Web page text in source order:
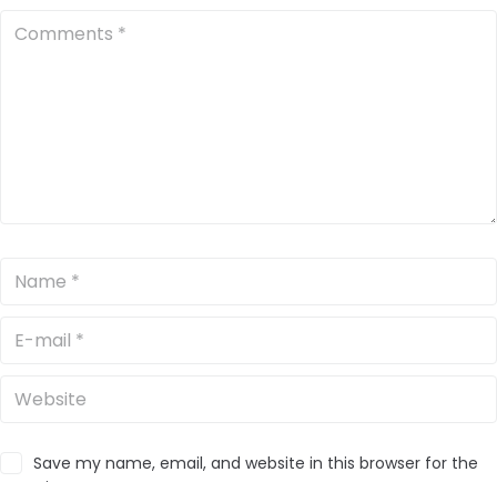
Save my name, email, and website in this browser for the